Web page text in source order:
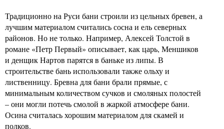
Традиционно на Руси бани строили из цельных бревен, а
лучшим материалом считались сосна и ель северных
районов. Но не только. Например, Алексей Толстой в
романе «Петр Первый» описывает, как царь, Меншиков
и денщик Нартов парятся в баньке из липы. В
строительстве бань использовали также ольху и
лиственницу. Бревна для бани брали прямые, с
минимальным количеством сучков и смоляных полостей
– они могли потечь смолой в жаркой атмосфере бани.
Осина считалась хорошим материалом для скамей и
полков.